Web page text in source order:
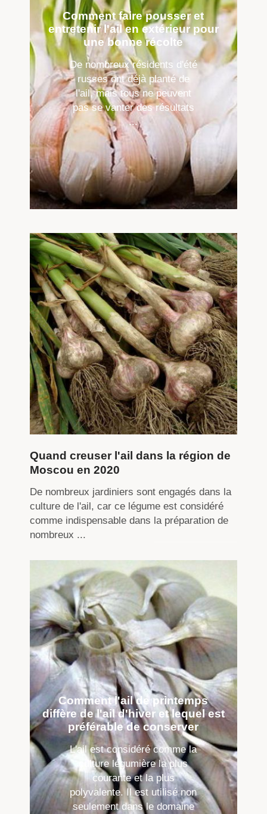
Comment faire pousser et
entretenir l'ail en extérieur pour
une bonne récolte
De nombreux résidents d'été
russes ont déjà planté de
l'ail, mais tous ne peuvent
pas se vanter des résultats
...
Quand creuser l'ail dans la région de
Moscou en 2020
De nombreux jardiniers sont engagés dans la
culture de l'ail, car ce légume est considéré
comme indispensable dans la préparation de
nombreux ...
Comment l'ail de printemps
diffère de l'ail d'hiver et lequel est
préférable de conserver
L'ail est considéré comme la
culture légumière la plus
courante et la plus
polyvalente. Il est utilisé non
seulement dans le domaine